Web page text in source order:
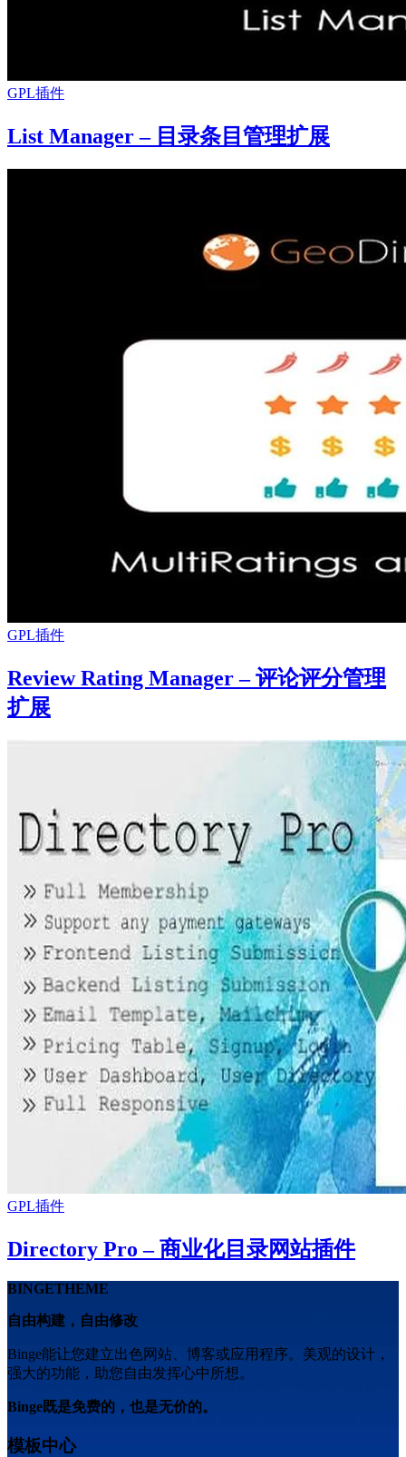
GPL插件
List Manager – 目录条目管理扩展
GPL插件
Review Rating Manager – 评论评分管理
扩展
GPL插件
Directory Pro – 商业化目录网站插件
BINGETHEME
自由构建，自由修改
Binge能让您建立出色网站、博客或应用程序。美观的设计，
强大的功能，助您自由发挥心中所想。
Binge既是免费的，也是无价的。
模板中心